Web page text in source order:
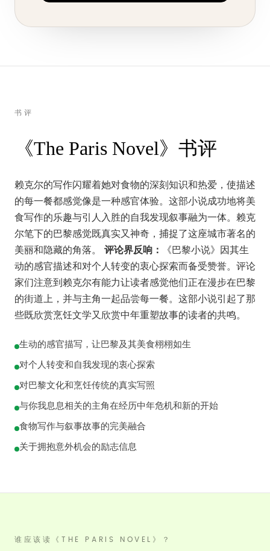
书评
《The Paris Novel》书评
赖克尔的写作闪耀着她对食物的深刻知识和热爱，使描述
的每一餐都感觉像是一种感官体验。这部小说成功地将美
食写作的乐趣与引人入胜的自我发现叙事融为一体。赖克
尔笔下的巴黎感觉既真实又神奇，捕捉了这座城市著名的
美丽和隐藏的角落。 评论界反响：
《巴黎小说》因其生
动的感官描述和对个人转变的衷心探索而备受赞誉。评论
家们注意到赖克尔有能力让读者感觉他们正在漫步在巴黎
的街道上，并与主角一起品尝每一餐。这部小说引起了那
些既欣赏烹饪文学又欣赏中年重塑故事的读者的共鸣。
生动的感官描写，让巴黎及其美食栩栩如生
对个人转变和自我发现的衷心探索
对巴黎文化和烹饪传统的真实写照
与你我息息相关的主角在经历中年危机和新的开始
食物写作与叙事故事的完美融合
关于拥抱意外机会的励志信息
谁应该读《THE PARIS NOVEL》？